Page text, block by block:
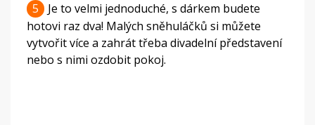
5
Je to velmi jednoduché, s dárkem budete
hotovi raz dva! Malých sněhuláčků si můžete
vytvořit více a zahrát třeba divadelní představení
nebo s nimi ozdobit pokoj.